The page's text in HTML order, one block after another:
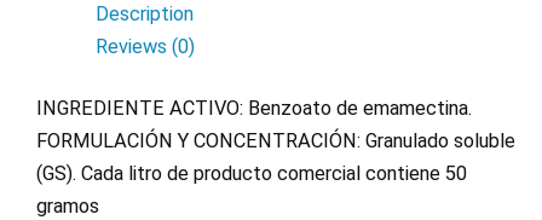
Description
Reviews (0)
INGREDIENTE ACTIVO: Benzoato de emamectina.
FORMULACIÓN Y CONCENTRACIÓN: Granulado soluble
(GS). Cada litro de producto comercial contiene 50
gramos